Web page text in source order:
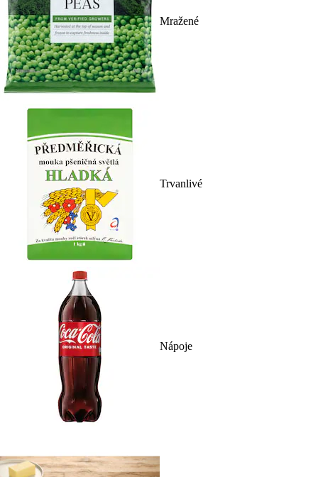
Mražené
Trvanlivé
Nápoje